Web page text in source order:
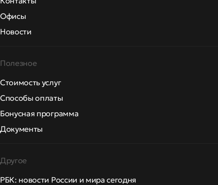
Офисы
Новости
Полезное
Стоимость услуг
Способы оплаты
Бонусная программа
Документы
Другое
РБК: новости России и мира сегодня